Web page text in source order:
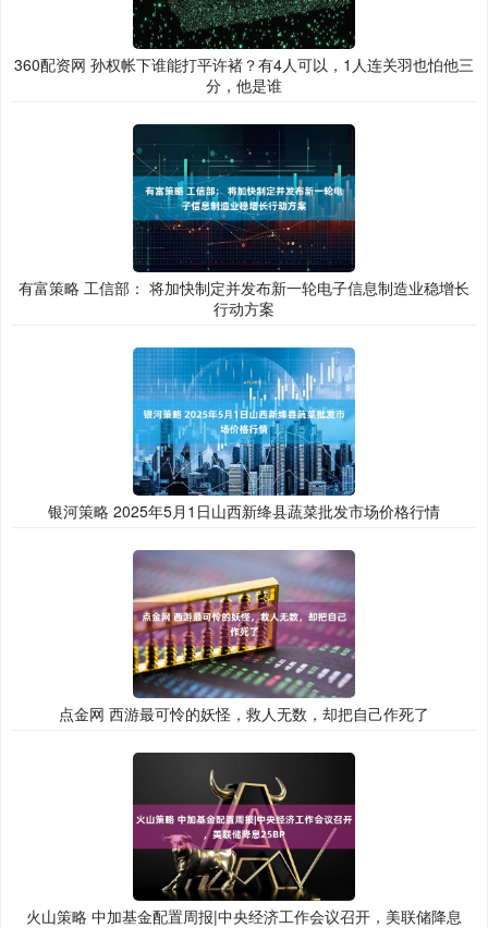
360配资网 孙权帐下谁能打平许褚？有4人可以，1人连关羽也怕他三
分，他是谁
有富策略 工信部： 将加快制定并发布新一轮电子信息制造业稳增长
行动方案
银河策略 2025年5月1日山西新绛县蔬菜批发市场价格行情
点金网 西游最可怜的妖怪，救人无数，却把自己作死了
火山策略 中加基金配置周报|中央经济工作会议召开，美联储降息